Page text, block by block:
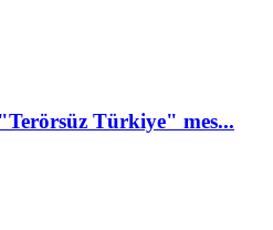
Türkiye" mes...